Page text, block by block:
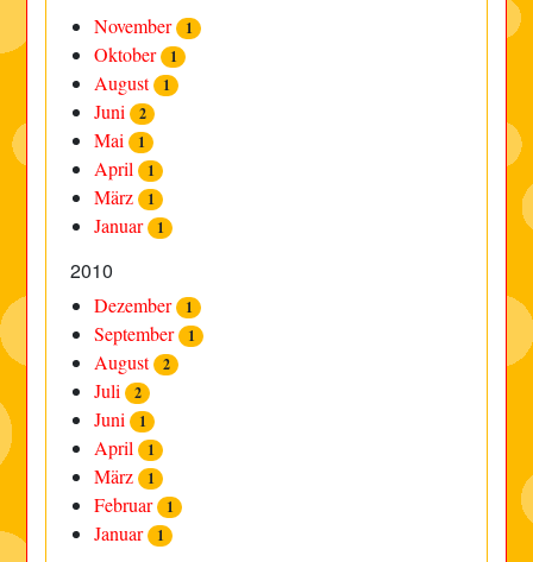
November 1
Oktober 1
August 1
Juni 2
Mai 1
April 1
März 1
Januar 1
2010
Dezember 1
September 1
August 2
Juli 2
Juni 1
April 1
März 1
Februar 1
Januar 1